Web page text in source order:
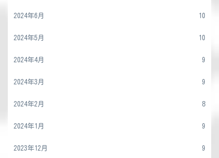
2024年6月 10
2024年5月 10
2024年4月 9
2024年3月 9
2024年2月 8
2024年1月 9
2023年12月 9